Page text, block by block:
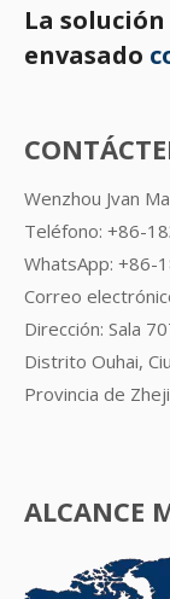
La
envasado
Wenzhou Jvan
Teléfono: +86-
WhatsApp: +86-
Correo
Dirección: Sala
Distrito Ouhai,
Provincia de
ALCANCE